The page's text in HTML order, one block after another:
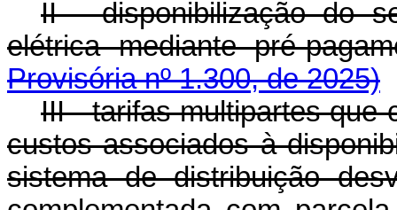
II - disponibilização do
elétrica mediante pré-
Provisória nº 1.300, de 2025)
III - tarifas multipartes que
custos associados à
sistema de distribuição